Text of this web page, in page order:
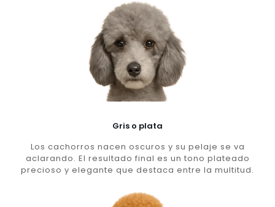
Gris o plata
Los cachorros nacen oscuros y su pelaje se va
aclarando. El resultado final es un tono plateado
precioso y elegante que destaca entre la multitud.